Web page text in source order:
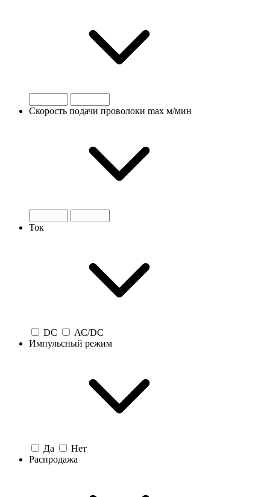
Скорость подачи проволоки max м/мин
Ток
DC
АС/DC
Импульсный режим
Да
Нет
Распродажа